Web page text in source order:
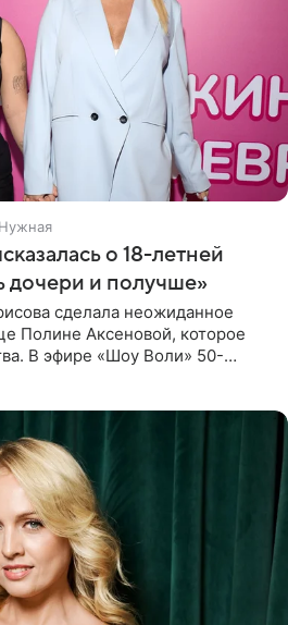
о 18-летней
дочери и получше»
сделала неожиданное
Полине Аксеновой, которое
В эфире «Шоу Воли» 50-